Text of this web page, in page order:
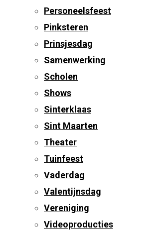
Personeelsfeest
Pinksteren
Prinsjesdag
Samenwerking
Scholen
Shows
Sinterklaas
Sint Maarten
Theater
Tuinfeest
Vaderdag
Valentijnsdag
Vereniging
Videoproducties